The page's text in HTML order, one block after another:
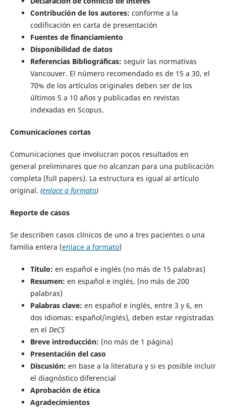
Contribución de los autores: conforme a la
codificación en carta de presentación
Fuentes de financiamiento
Disponibilidad de datos
Referencias Bibliográficas: seguir las normativas
Vancouver. El número recomendado es de 15 a 30, el
70% de los artículos originales deben ser de los
últimos 5 a 10 años y publicadas en revistas
indexadas en Scopus.
Comunicaciones cortas
Comunicaciones que involucran pocos resultados en
general preliminares que no alcanzan para una publicación
completa (full papers). La estructura es igual al artículo
original. (enlace a formato)
Reporte de casos
Se describen casos clínicos de uno a tres pacientes o una
familia entera (enlace a formato)
Título: en español e inglés (no más de 15 palabras)
Resumen: en español e inglés, (no más de 200
palabras)
Palabras clave: en español e inglés, entre 3 y 6, en
dos idiomas: español/inglés), deben estar registradas
en el DeCS
Breve introducción: (no más de 1 página)
Presentación del caso
Discusión: en base a la literatura y si es posible incluir
el diagnóstico diferencial
Aprobación de ética
Agradecimientos